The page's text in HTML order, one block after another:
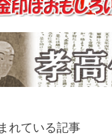
れている記事